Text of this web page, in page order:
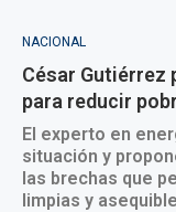
NACIONAL
César Gutiérrez
para reducir
El experto en
situación y
las brechas que
limpias y